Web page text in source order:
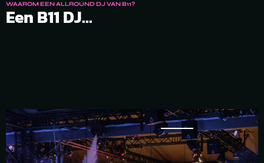
WAAROM EEN ALLROUND DJ VAN B11?
Een B11 DJ...